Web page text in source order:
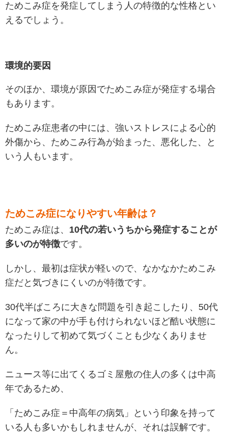
ためこみ症を発症してしまう人の特徴的な性格とい
えるでしょう。
環境的要因
そのほか、環境が原因でためこみ症が発症する場合
もあります。
ためこみ症患者の中には、強いストレスによる心的
外傷から、ためこみ行為が始まった、悪化した、と
いう人もいます。
ためこみ症になりやすい年齢は？
ためこみ症は、 10代の若いうちから発症することが
多いのが特徴です。
しかし、最初は症状が軽いので、なかなかためこみ
症だと気づきにくいのが特徴です。
30代半ばころに大きな問題を引き起こしたり、50代
になって家の中が手も付けられないほど酷い状態に
なったりして初めて気づくことも少なくありませ
ん。
ニュース等に出てくるゴミ屋敷の住人の多くは中高
年であるため、
「ためこみ症＝中高年の病気」という印象を持って
いる人も多いかもしれませんが、それは誤解です。